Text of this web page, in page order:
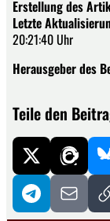
Erstellung des
Letzte
20:21:40 Uhr
Herausgeber des
Teile den